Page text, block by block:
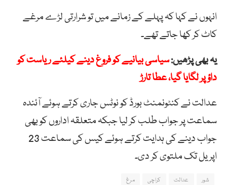
انہوں نے کہا کہ پہلے کے زمانے میں تو شرارتی لڑے مرغے
کاٹ کر کھا جاتے تھے۔
یہ بھی پڑھیں:سیاسی بیانیے کو فروغ دینے کیلئے ریاست کو
داؤ پر لگایا گیا، عطا تارڑ
عدالت نے کنٹونمنٹ بورڈ کو نوٹس جاری کرتے ہوئے آئندہ
سماعت پر جواب طلب کر لیا جبکہ متعلقہ اداروں کو بھی
جواب دینے کی ہدایت کرتے ہوئے کیس کی سماعت 23
اپریل تک ملتوی کر دی۔
شور عدالت کراچی مرغ